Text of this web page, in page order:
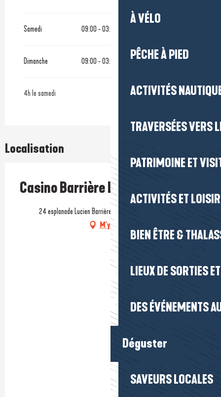
À VÉLO
PÊCHE À PIED
ACTIVITÉS
TRAVERSÉES VERS
PATRIMOINE ET
ACTIVITÉS ET
BIEN ÊTRE &
LIEUX DE SORTIES
DES ÉVÉNEMENTS
Déguster
SAVEURS LOCALES
Samedi 09:00 - 03:00
Dimanche 09:00 - 03:00
4h le samedi
Localisation
Casino Barrière La Baule
24 esplanade Lucien Barrière, 44500 La Baule-Escoublac
M'y rendre